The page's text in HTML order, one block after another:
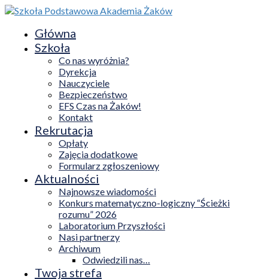
Główna
Szkoła
Co nas wyróżnia?
Dyrekcja
Nauczyciele
Bezpieczeństwo
EFS Czas na Żaków!
Kontakt
Rekrutacja
Opłaty
Zajęcia dodatkowe
Formularz zgłoszeniowy
Aktualności
Najnowsze wiadomości
Konkurs matematyczno-logiczny “Ścieżki
rozumu” 2026
Laboratorium Przyszłości
Nasi partnerzy
Archiwum
Odwiedzili nas…
Twoja strefa